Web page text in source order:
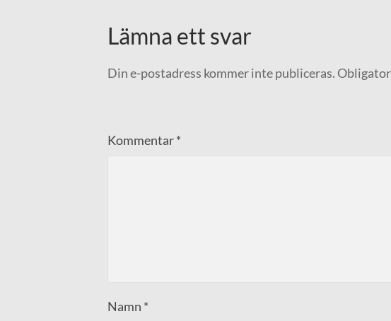
Lämna ett svar
Din e-postadress kommer inte publiceras.
Kommentar*
Namn *